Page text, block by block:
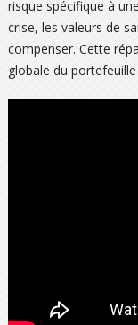
risque spécifique à
crise, les valeurs de
compenser. Cette
globale du